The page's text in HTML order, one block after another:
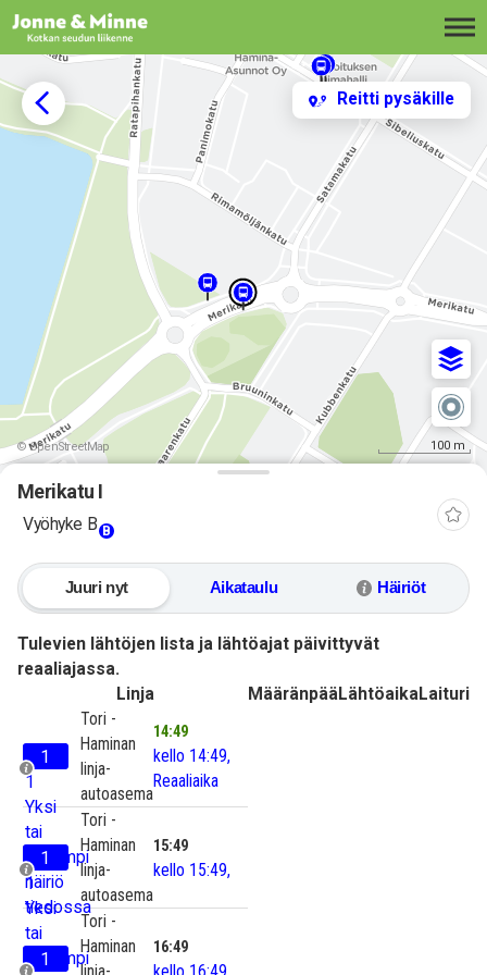
Siirry sisältöön
Reitti pysäkille
© OpenStreetMap 100 m
Merikatu I
Vyöhyke B B
Juuri nyt Aikataulu Häiriöt
Tulevien lähtöjen lista ja lähtöajat päivittyvät
reaaliajassa.
Linja
MääränpääLähtöaikaLaituri
1
1
Yksi
tai
useampi
häiriö
tiedossa
Tori -
Haminan
linja-
autoasema
14:49
kello 14:49,
Reaaliaika
1
1
Yksi
tai
useampi
Tori -
Haminan
linja-
autoasema
15:49
kello 15:49,
1
Tori -
Haminan
16:49
kello 16:49,